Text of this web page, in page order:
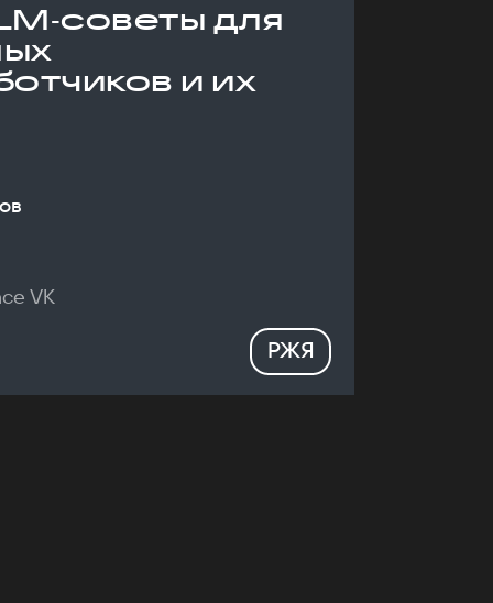
для
и их
VK
РЖЯ